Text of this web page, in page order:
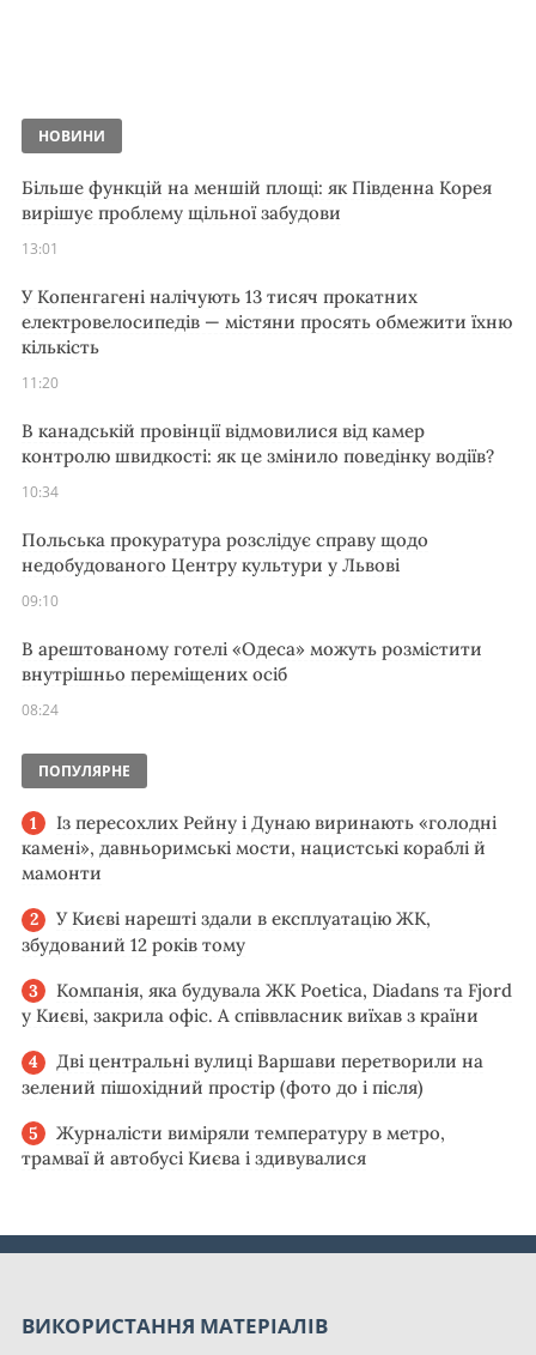
НОВИНИ
Більше функцій на меншій площі: як Південна Корея
вирішує проблему щільної забудови
13:01
У Копенгагені налічують 13 тисяч прокатних
електровелосипедів — містяни просять обмежити їхню
кількість
11:20
В канадській провінції відмовилися від камер
контролю швидкості: як це змінило поведінку водіїв?
10:34
Польська прокуратура розслідує справу щодо
недобудованого Центру культури у Львові
09:10
В арештованому готелі «Одеса» можуть розмістити
внутрішньо переміщених осіб
08:24
ПОПУЛЯРНЕ
Із пересохлих Рейну і Дунаю виринають «голодні
камені», давньоримські мости, нацистські кораблі й
мамонти
У Києві нарешті здали в експлуатацію ЖК,
збудований 12 років тому
Компанія, яка будувала ЖК Poetica, Diadans та Fjord
у Києві, закрила офіс. А співвласник виїхав з країни
Дві центральні вулиці Варшави перетворили на
зелений пішохідний простір (фото до і після)
Журналісти виміряли температуру в метро,
трамваї й автобусі Києва і здивувалися
ВИКОРИСТАННЯ МАТЕРІАЛІВ